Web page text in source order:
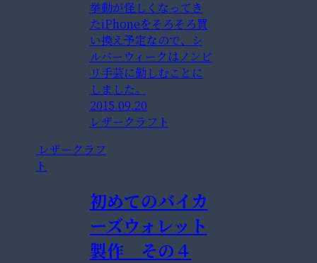
挙動が怪しくなってき
たiPhoneをそろそろ買
い換え予定なので、シ
ルバーウィークはノンビ
リ手芸に勤しむことに
しました。
2015.09.20
レザークラフト
レザークラフ
ト
初めてのバイカ
ーズウォレット
製作 その４